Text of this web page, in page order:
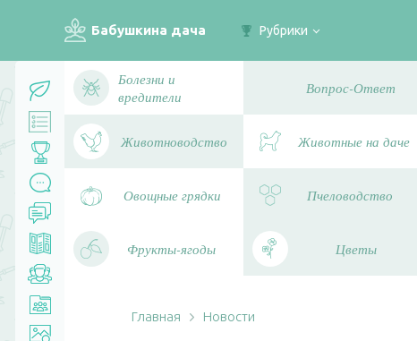
Бабушкина дача Рубрики
Болезни и
вредители
Вопрос-Ответ
Животноводство Животные на даче
Овощные грядки Пчеловодство
Фрукты-ягоды Цветы
Главная Новости